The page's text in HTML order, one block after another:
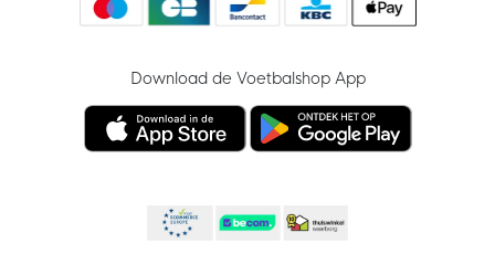
Download de Voetbalshop App